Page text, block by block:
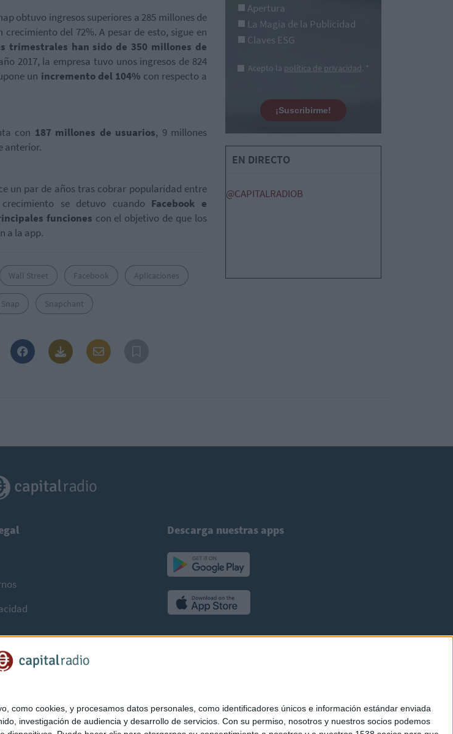
como cookies, y procesamos datos personales, como identificadores únicos e información estándar enviada
investigación de audiencia y desarrollo de servicios. Con su permiso, nosotros y nuestros socios podemos
obtuvo ingresos superiores a 285 millones de
del 72%. A pesar de esto, sigue en
trimestrales han sido de 350 millones de
2017, la empresa tuvo unos ingresos de 824
un incremento del 104% con respecto a
con 187 millones de usuarios, 9 millones
anterior.
un par de años tras cobrar popularidad entre
se detuvo cuando Facebook e
funciones con el objetivo de que los
a la app.
Wall Street Facebook Aplicaciones
Snap Snapchant
Apertura
La Magia de la Publicidad
Claves ESG
Acepto la política de privacidad. *
¡Suscribirme!
EN DIRECTO
@CAPITALRADIOB
Descarga nuestras apps